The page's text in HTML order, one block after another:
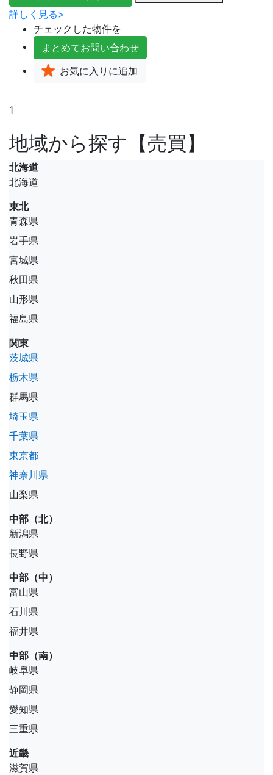
詳しく見る>
チェックした物件を
まとめてお問い合わせ
お気に入り に追加
1
地域から探す【売買】
北海道
北海道
東北
青森県
岩手県
宮城県
秋田県
山形県
福島県
関東
茨城県
栃木県
群馬県
埼玉県
千葉県
東京都
神奈川県
山梨県
中部（北）
新潟県
長野県
中部（中）
富山県
石川県
福井県
中部（南）
岐阜県
静岡県
愛知県
三重県
近畿
滋賀県